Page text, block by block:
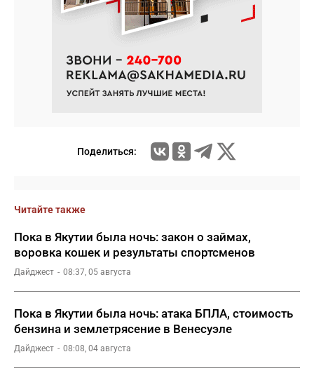
Поделиться:
Читайте также
Пока в Якутии была ночь: закон о займах,
воровка кошек и результаты спортсменов
Дайджест 08:37, 05 августа
Пока в Якутии была ночь: атака БПЛА, стоимость
бензина и землетрясение в Венесуэле
Дайджест 08:08, 04 августа